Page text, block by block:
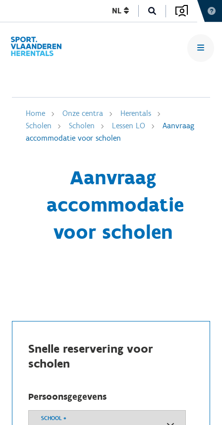
NL
Home Onze centra
Herentals
Scholen
Scholen Lessen LO
Aanvraag
accommodatie voor scholen
Aanvraag
accommodatie
voor scholen
Snelle reservering voor
scholen
Persoonsgegevens
SCHOOL *